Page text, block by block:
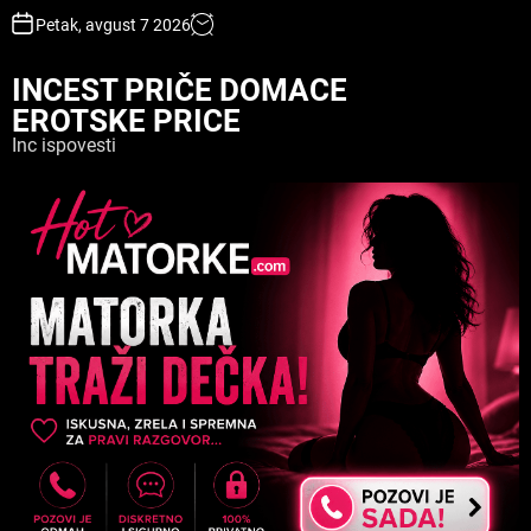
Petak, avgust 7 2026
INCEST PRIČE DOMACE
EROTSKE PRICE
Inc ispovesti